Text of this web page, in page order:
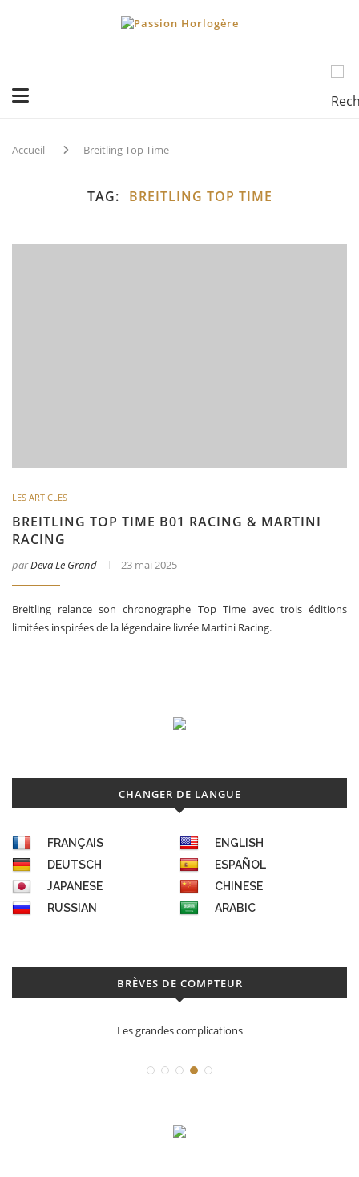
Accueil Breitling Top Time
TAG BREITLING TOP TIME
LES ARTICLES
BREITLING TOP TIME B01 RACING & MARTINI
RACING
parDeva Le Grand 23 mai 2025
Breitling relance son chronographe Top Time avec trois éditions
limitées inspirées de la légendaire livrée Martini Racing.
CHANGER DE LANGUE
FRANÇAIS
ENGLISH
DEUTSCH
ESPAÑOL
JAPANESE
CHINESE
RUSSIAN
ARABIC
BRÈVES DE COMPTEUR
Les grandes complications